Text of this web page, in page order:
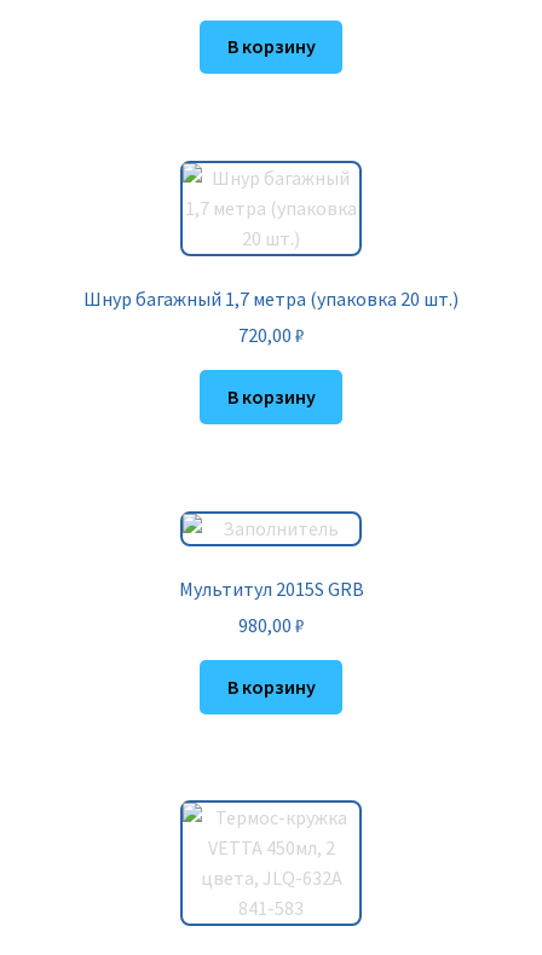
В корзину
Шнур багажный 1,7 метра (упаковка 20 шт.)
720,00 ₽
В корзину
Мультитул 2015S GRB
980,00 ₽
В корзину